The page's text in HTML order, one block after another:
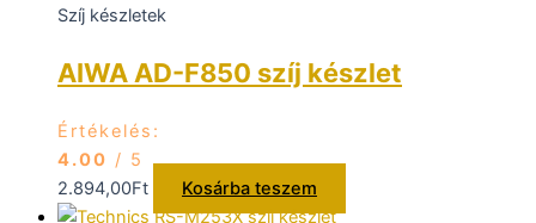
Szíj készletek
AIWA AD-F850 szíj készlet
Értékelés:
4.00 / 5
2.894,00Ft Kosárba teszem